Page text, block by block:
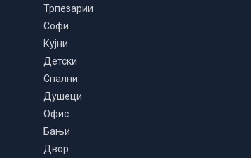
Трпезарии
Софи
Кујни
Детски
Спални
Душеци
Офис
Бањи
Двор